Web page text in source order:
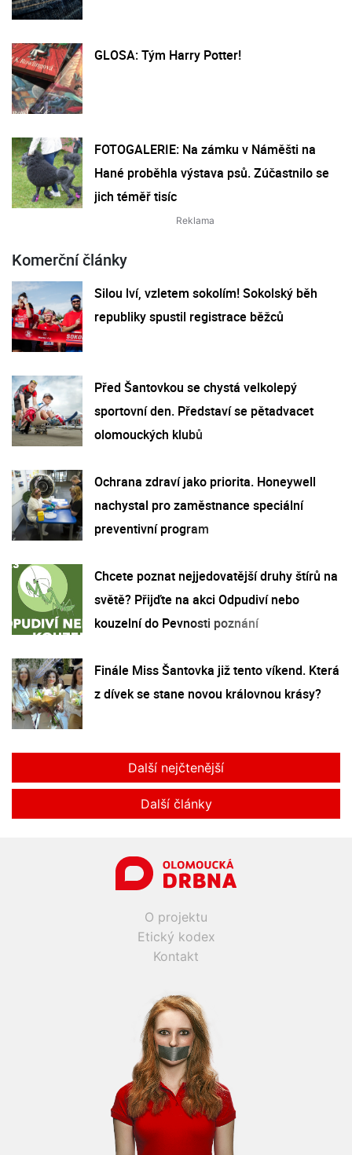
GLOSA: Tým Harry Potter!
FOTOGALERIE: Na zámku v Náměšti na
Hané proběhla výstava psů. Zúčastnilo se
jich téměř tisíc
Komerční články
Silou lví, vzletem sokolím! Sokolský běh
republiky spustil registrace běžců
Před Šantovkou se chystá velkolepý
sportovní den. Představí se pětadvacet
olomouckých klubů
Ochrana zdraví jako priorita. Honeywell
nachystal pro zaměstnance speciální
preventivní program
Chcete poznat nejjedovatější druhy štírů na
světě? Přijďte na akci Odpudiví nebo
kouzelní do Pevnosti poznání
Finále Miss Šantovka již tento víkend. Která
z dívek se stane novou královnou krásy?
Další nejčtenější
Další články
O projektu
Etický kodex
Kontakt